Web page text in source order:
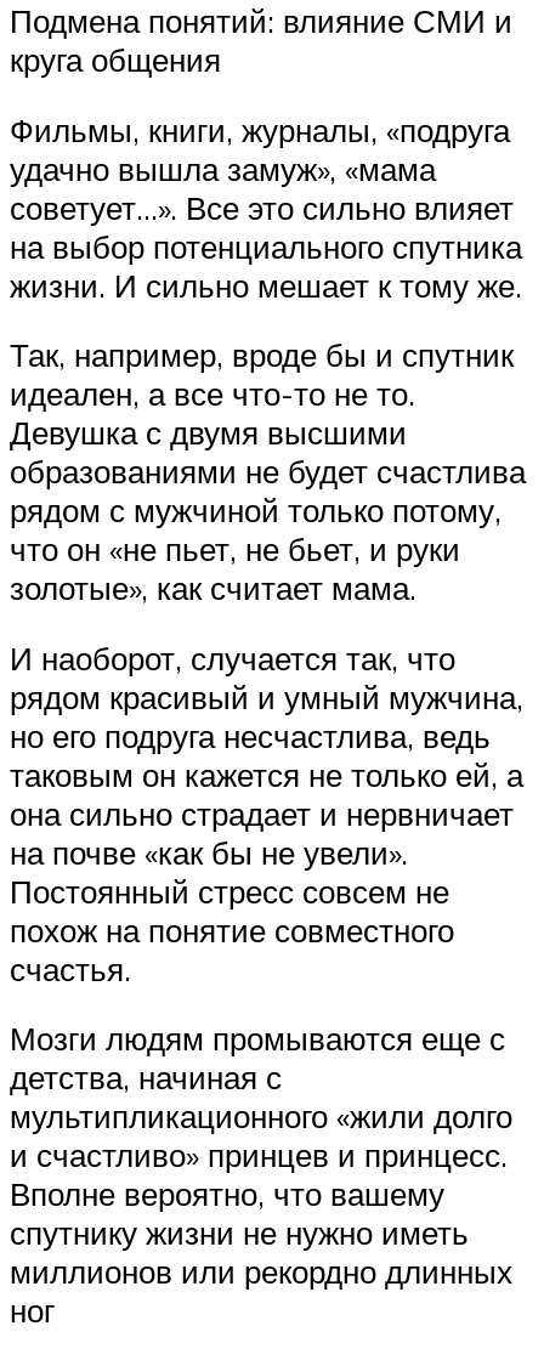
Подмена понятий: влияние СМИ и
круга общения
Фильмы, книги, журналы, «подруга
удачно вышла замуж», «мама
советует…». Все это сильно влияет
на выбор потенциального спутника
жизни. И сильно мешает к тому же.
Так, например, вроде бы и спутник
идеален, а все что-то не то.
Девушка с двумя высшими
образованиями не будет счастлива
рядом с мужчиной только потому,
что он «не пьет, не бьет, и руки
золотые», как считает мама.
И наоборот, случается так, что
рядом красивый и умный мужчина,
но его подруга несчастлива, ведь
таковым он кажется не только ей, а
она сильно страдает и нервничает
на почве «как бы не увели».
Постоянный стресс совсем не
похож на понятие совместного
счастья.
Мозги людям промываются еще с
детства, начиная с
мультипликационного «жили долго
и счастливо» принцев и принцесс.
Вполне вероятно, что вашему
спутнику жизни не нужно иметь
миллионов или рекордно длинных
ног